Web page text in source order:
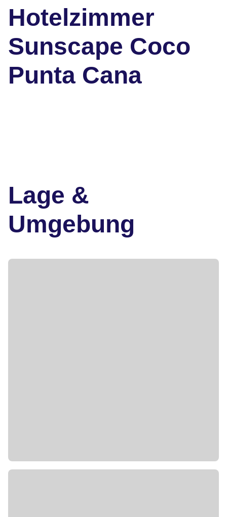
Hotelzimmer
Sunscape Coco
Punta Cana
Lage &
Umgebung